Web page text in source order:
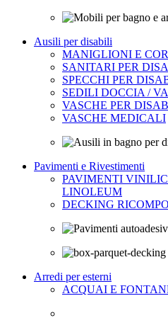
Ausili per disabili
MANIGLIONI E
SANITARI PER
SPECCHI PER
SEDILI DOCCIA /
VASCHE PER
VASCHE MEDICALI
Pavimenti e Rivestimenti
PAVIMENTI
LINOLEUM
DECKING
Arredi per esterni
ACQUAI E